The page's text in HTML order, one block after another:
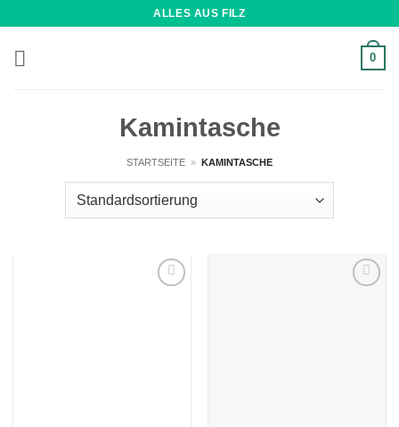
springen
ALLES AUS FILZ
0
Kamintasche
STARTSEITE » KAMINTASCHE